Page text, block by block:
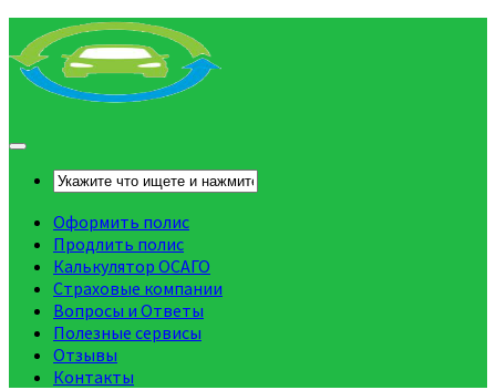
Оформить полис
Продлить полис
Калькулятор ОСАГО
Страховые компании
Вопросы и Ответы
Полезные сервисы
Отзывы
Контакты